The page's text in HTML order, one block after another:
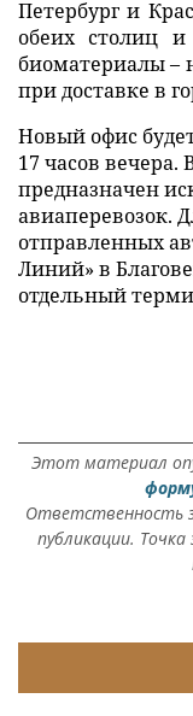
Петербург и
обеих столиц и
биоматериалы –
при доставке в
Новый офис
17 часов
предназначен
авиаперевозок.
отправленных
Линий» в
отдельный
Этот материал
Ответственность
публикации.